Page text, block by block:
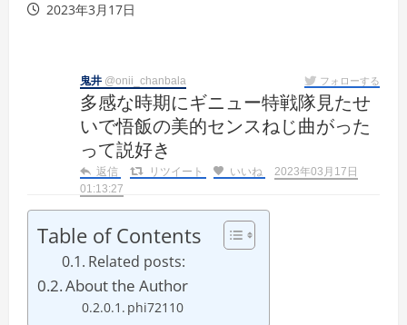
2023年3月17日
鬼井 @onii_chanbala フォローする
多感な時期にギニュー特戦隊見たせ
いで悟飯の美的センスねじ曲がった
って説好き
返信 リツイート いいね
2023年03月17日
01:13:27
Table of Contents
Related posts:
About the Author
phi72110